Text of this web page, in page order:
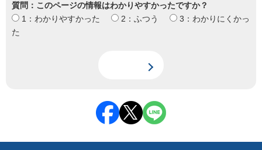
質問：このページの情報はわかりやすかったですか？
1：わかりやすかった
2：ふつう
3：わかりにくかっ
た